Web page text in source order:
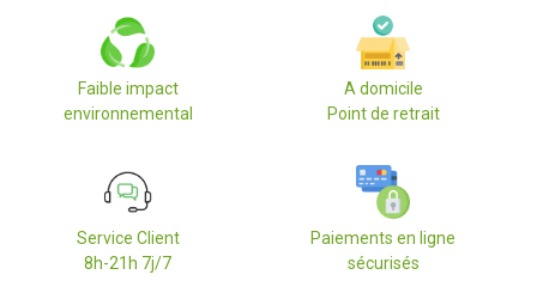
Faible impact
environnemental
A domicile
Point de retrait
Service Client
8h-21h 7j/7
Paiements en ligne
sécurisés